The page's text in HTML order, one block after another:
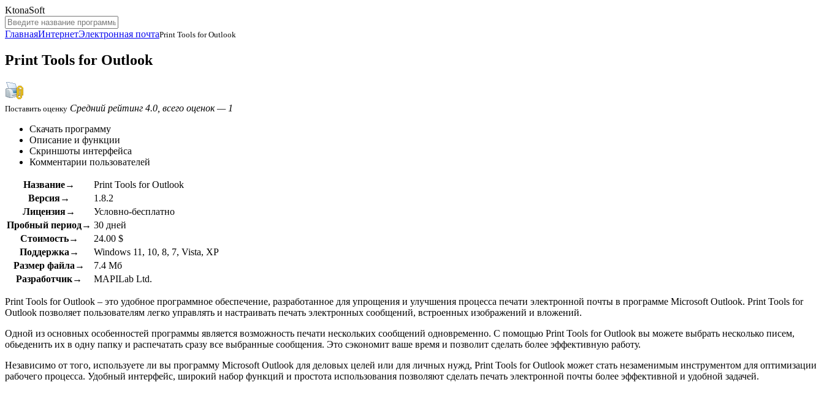
KtonaSoft
ГлавнаяИнтернетЭлектронная почтаPrint Tools for Outlook
Print Tools for Outlook
Поставить оценку Средний рейтинг 4.0, всего оценок — 1
Скачать программу
Описание и функции
Скриншоты интерфейса
Комментарии пользователей
Название→
Print Tools for Outlook
Версия→
1.8.2
Лицензия→
Условно-бесплатно
Пробный период→ 30 дней
Стоимость→
24.00 $
Поддержка→
Windows 11, 10, 8, 7, Vista, XP
Размер файла→
7.4 Мб
Разработчик→
MAPILab Ltd.
Print Tools for Outlook – это удобное программное обеспечение, разработанное для упрощения и улучшения процесса печати электронной почты в программе Microsoft Outlook. Print Tools for
Outlook позволяет пользователям легко управлять и настраивать печать электронных сообщений, встроенных изображений и вложений.
Одной из основных особенностей программы является возможность печати нескольких сообщений одновременно. С помощью Print Tools for Outlook вы можете выбрать несколько писем,
обьеденить их в одну папку и распечатать сразу все выбранные сообщения. Это сэкономит ваше время и позволит сделать более эффективную работу.
Независимо от того, используете ли вы программу Microsoft Outlook для деловых целей или для личных нужд, Print Tools for Outlook может стать незаменимым инструментом для оптимизации
рабочего процесса. Удобный интерфейс, широкий набор функций и простота использования позволяют сделать печать электронной почты более эффективной и удобной задачей.